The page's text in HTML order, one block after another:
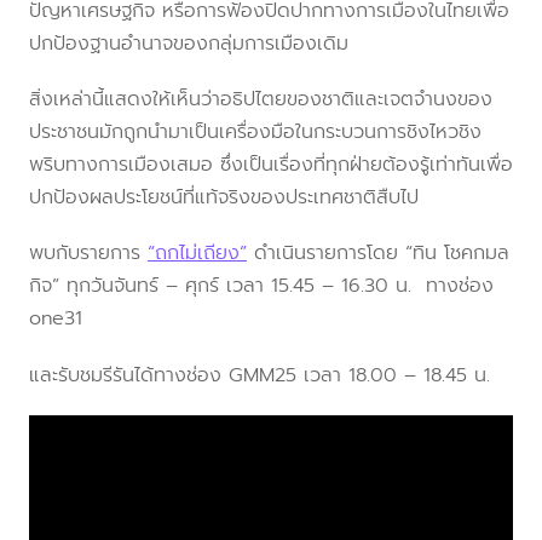
ปัญหาเศรษฐกิจ หรือการฟ้องปิดปากทางการเมืองในไทยเพื่อ
ปกป้องฐานอำนาจของกลุ่มการเมืองเดิม
สิ่งเหล่านี้แสดงให้เห็นว่าอธิปไตยของชาติและเจตจำนงของ
ประชาชนมักถูกนำมาเป็นเครื่องมือในกระบวนการชิงไหวชิง
พริบทางการเมืองเสมอ ซึ่งเป็นเรื่องที่ทุกฝ่ายต้องรู้เท่าทันเพื่อ
ปกป้องผลประโยชน์ที่แท้จริงของประเทศชาติสืบไป
พบกับรายการ “ถกไม่เถียง” ดำเนินรายการโดย “ทิน โชคกมล
กิจ” ทุกวันจันทร์ – ศุกร์ เวลา 15.45 – 16.30 น. ทางช่อง
one31
และรับชมรีรันได้ทางช่อง GMM25 เวลา 18.00 – 18.45 น.